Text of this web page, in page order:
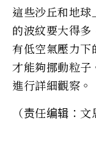
這些沙丘和地
的波紋要大得
有低空氣壓力下
才能夠挪動粒子
進行詳細觀察。
（责任编辑：文